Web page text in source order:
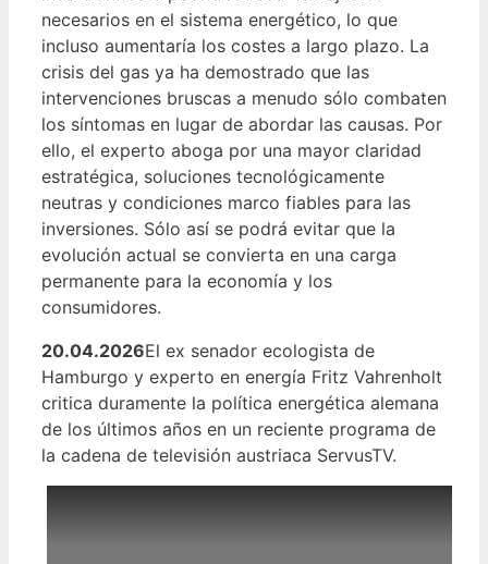
necesarios en el sistema energético, lo que
incluso aumentaría los costes a largo plazo. La
crisis del gas ya ha demostrado que las
intervenciones bruscas a menudo sólo combaten
los síntomas en lugar de abordar las causas. Por
ello, el experto aboga por una mayor claridad
estratégica, soluciones tecnológicamente
neutras y condiciones marco fiables para las
inversiones. Sólo así se podrá evitar que la
evolución actual se convierta en una carga
permanente para la economía y los
consumidores.
20.04.2026El ex senador ecologista de
Hamburgo y experto en energía Fritz Vahrenholt
critica duramente la política energética alemana
de los últimos años en un reciente programa de
la cadena de televisión austriaca ServusTV.